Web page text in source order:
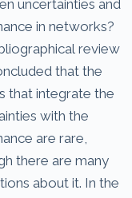
uncertainties and
in networks?
review
that the
that integrate the
with the
are rare,
there are many
about it. In the